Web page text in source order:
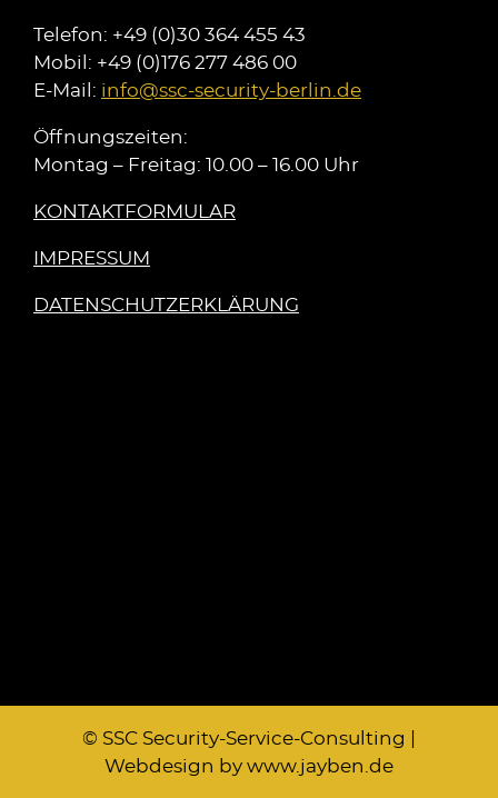
Telefon: +49 (0)30 364 455 43
Mobil: +49 (0)176 277 486 00
E-Mail: info@ssc-security-berlin.de
Öffnungszeiten:
Montag – Freitag: 10.00 – 16.00 Uhr
KONTAKTFORMULAR
IMPRESSUM
DATENSCHUTZERKLÄRUNG
© SSC Security-Service-Consulting |
Webdesign by www.jayben.de